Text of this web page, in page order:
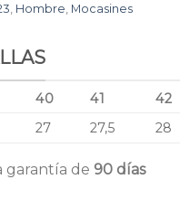
Hombre Mocasines
40 41 42
27 27,5 28
garantía de 90 días